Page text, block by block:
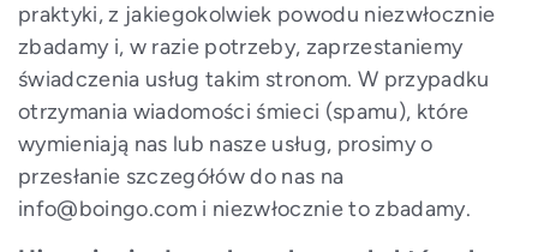
praktyki, z jakiegokolwiek powodu niezwłocznie
zbadamy i, w razie potrzeby, zaprzestaniemy
świadczenia usług takim stronom. W przypadku
otrzymania wiadomości śmieci (spamu), które
wymieniają nas lub nasze usług, prosimy o
przesłanie szczegółów do nas na
info@boingo.com i niezwłocznie to zbadamy.